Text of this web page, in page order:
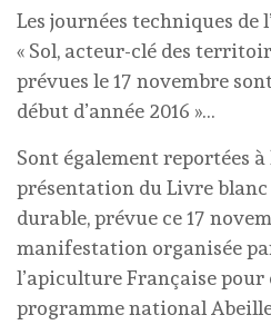
Les journées techniques de
« Sol, acteur-clé des
prévues le 17 novembre
début d’année 2016 »…
Sont également reportées à
présentation du Livre
durable, prévue ce 17
manifestation organisée
l’apiculture Française pour
programme national